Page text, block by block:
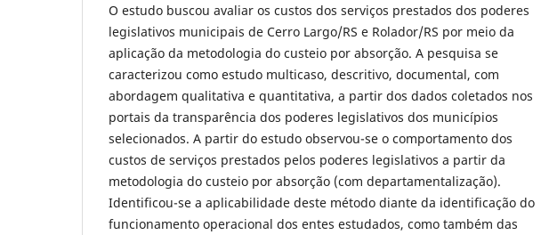
O estudo buscou avaliar os custos dos serviços prestados dos poderes
legislativos municipais de Cerro Largo/RS e Rolador/RS por meio da
aplicação da metodologia do custeio por absorção. A pesquisa se
caracterizou como estudo multicaso, descritivo, documental, com
abordagem qualitativa e quantitativa, a partir dos dados coletados nos
portais da transparência dos poderes legislativos dos municípios
selecionados. A partir do estudo observou-se o comportamento dos
custos de serviços prestados pelos poderes legislativos a partir da
metodologia do custeio por absorção (com departamentalização).
Identificou-se a aplicabilidade deste método diante da identificação do
funcionamento operacional dos entes estudados, como também das